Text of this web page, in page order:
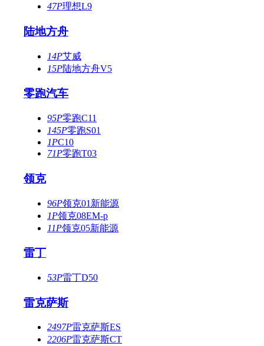
47P理想L9
陆地方舟
14P艾威
15P陆地方舟V5
零跑汽车
95P零跑C11
145P零跑S01
1PC10
71P零跑T03
领克
96P领克01新能源
1P领克08EM-p
11P领克05新能源
雷丁
53P雷丁D50
雷克萨斯
2497P雷克萨斯ES
2206P雷克萨斯CT